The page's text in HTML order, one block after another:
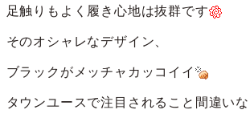
足触りもよく履き心地は抜群です
そのオシャレなデザイン、
ブラックがメッチャカッコイイ
タウンユースで注目されること間違い